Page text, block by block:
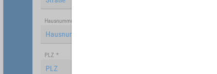
Hausnummer
PLZ *